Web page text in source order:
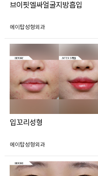
브이핏엘싸얼굴지방흡입
에이탑성형외과
입꼬리성형
에이탑성형외과